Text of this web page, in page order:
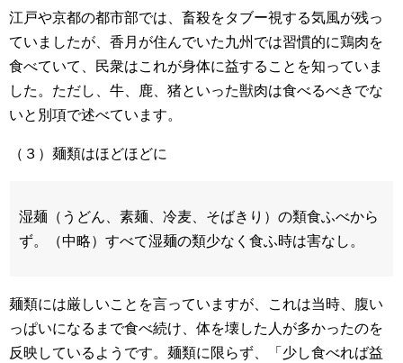
江戸や京都の都市部では、畜殺をタブー視する気風が残っ
ていましたが、香月が住んでいた九州では習慣的に鶏肉を
食べていて、民衆はこれが身体に益することを知っていま
した。ただし、牛、鹿、猪といった獣肉は食べるべきでな
いと別項で述べています。
（３）麺類はほどほどに
湿麺（うどん、素麺、冷麦、そばきり）の類食ふべから
ず。（中略）すべて湿麺の類少なく食ふ時は害なし。
麺類には厳しいことを言っていますが、これは当時、腹い
っぱいになるまで食べ続け、体を壊した人が多かったのを
反映しているようです。麺類に限らず、「少し食べれば益